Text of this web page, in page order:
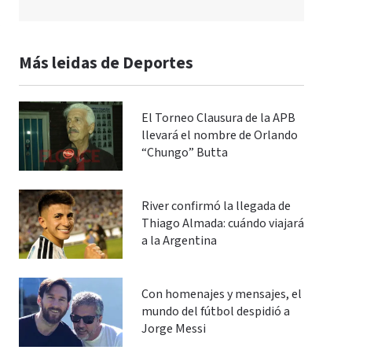
Más leidas de Deportes
El Torneo Clausura de la APB
llevará el nombre de Orlando
“Chungo” Butta
River confirmó la llegada de
Thiago Almada: cuándo viajará
a la Argentina
Con homenajes y mensajes, el
mundo del fútbol despidió a
Jorge Messi